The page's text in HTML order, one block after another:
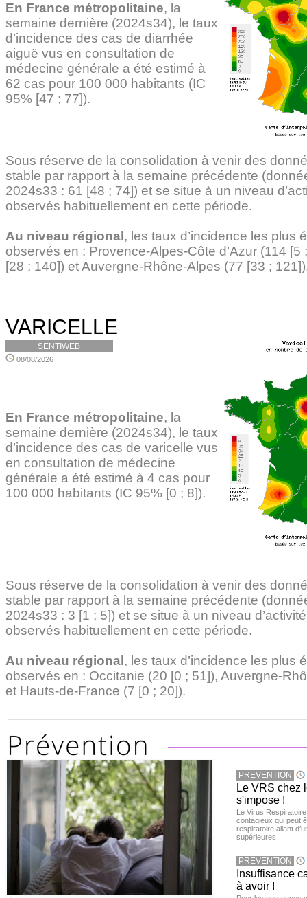
En France métropolitaine, la
semaine dernière (2024s34), le taux
d’incidence des cas de diarrhée
aiguë vus en consultation de
médecine générale a été estimé à
62 cas pour 100 000 habitants (IC
95% [47 ; 77]).
Sous réserve de la consolidation à venir des
stable par rapport à la semaine précédente
2024s33 : 61 [48 ; 74]) et se situe à un niveau
observés habituellement en cette période.
Au niveau régional , les taux d’incidence les plus
observés en : Provence-Alpes-Côte d’Azur (114 [5
[28 ; 140]) et Auvergne-Rhône-Alpes (77 [33 ;
VARICELLE
SENTIWEB
08/08/2026
En France métropolitaine, la
semaine dernière (2024s34), le taux
d’incidence des cas de varicelle vus
en consultation de médecine
générale a été estimé à 4 cas pour
100 000 habitants (IC 95% [0 ; 8]).
Sous réserve de la consolidation à venir des
stable par rapport à la semaine précédente
2024s33 : 3 [1 ; 5]) et se situe à un niveau
observés habituellement en cette période.
Au niveau régional , les taux d’incidence les plus
observés en : Occitanie (20 [0 ; 51]), Auvergne-
et Hauts-de-France (7 [0 ; 20]).
PREVENTION
Le VRS chez
s'impose !
Le Virus
contagieux qui peut
respiratoire allant
supérieures
PREVENTION
Insuffisance
à avoir !